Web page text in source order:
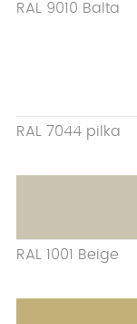
RAL 9010 Balta
RAL 7044 pilka
RAL 1001 Beige